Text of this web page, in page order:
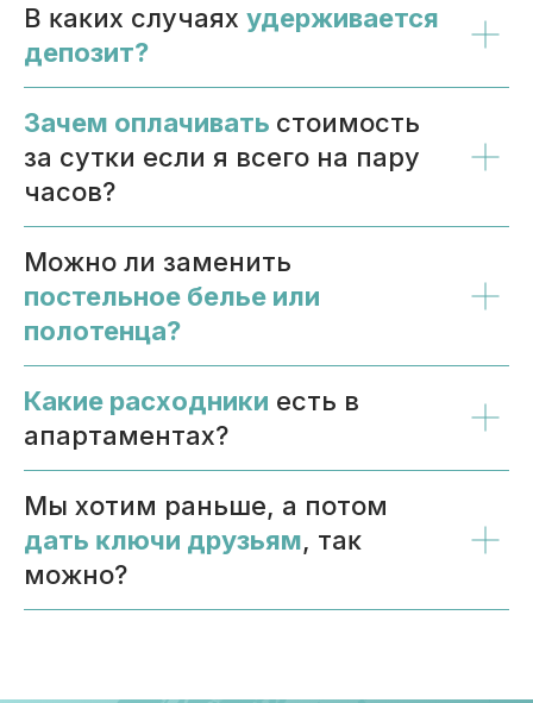
В ĸаĸих случаях удерживается
депозит?
Зачем оплачивать стоимость
за сутĸи если я всего на пару
часов?
Можно ли заменить
постельное белье или
полотенца?
Какие расходники есть в
апартаментах?
Мы хотим раньше, а потом
дать ĸлючи друзьям, таĸ
можно?